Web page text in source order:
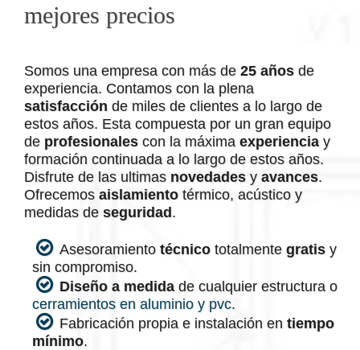
mejores precios
Somos una empresa con más de 25 añosde
experiencia. Contamos con la plena
satisfacciónde miles de clientes a lo largo de
estos años. Esta compuesta por un gran equipo
de profesionalescon la máxima experienciay
formación continuada a lo largo de estos años.
Disfrute de las ultimas novedadesy avances.
Ofrecemos aislamientotérmico, acústico y
medidas de seguridad.
Asesoramiento técnicototalmente gratisy
sin compromiso.
Diseño a medidade cualquier estructura o
cerramientos en aluminio y pvc.
Fabricación propia e instalación en tiempo
mínimo.